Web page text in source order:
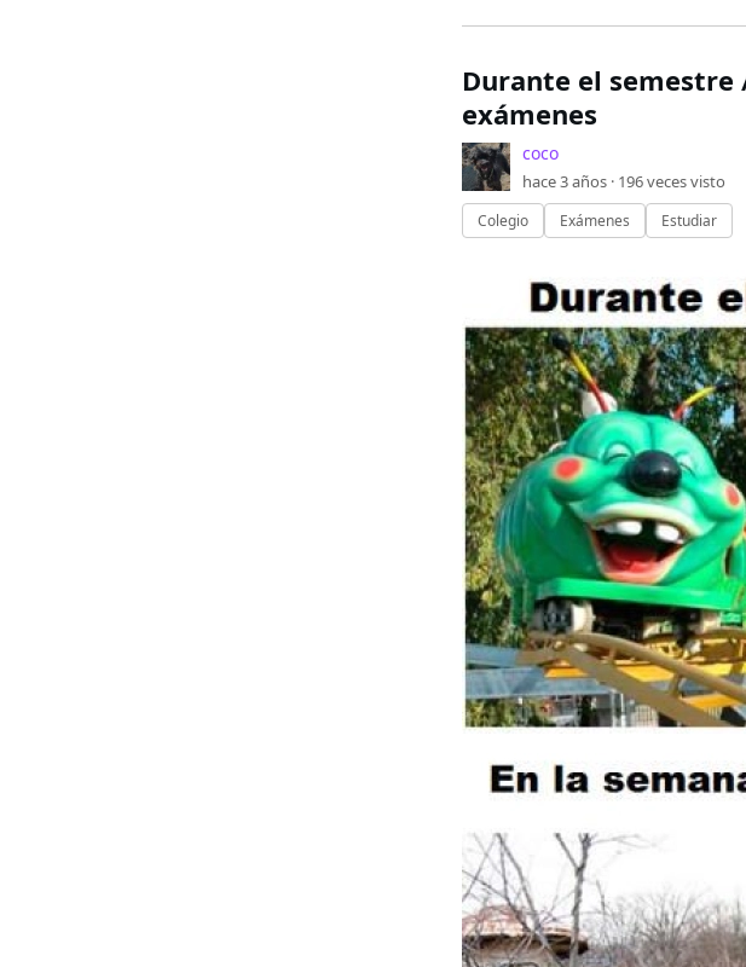
Durante el semestre
exámenes
coco
hace 3 años · 196veces visto
Colegio Exámenes Estudiar